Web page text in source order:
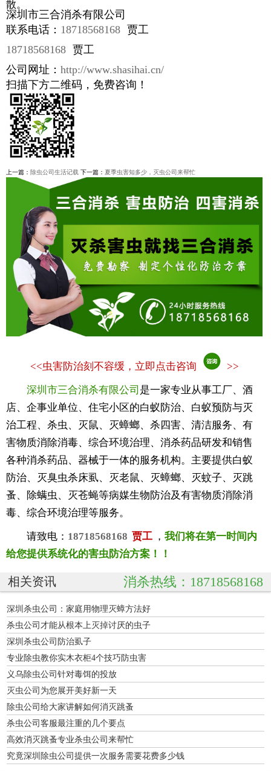
散。
深圳市三合消杀有限公司
联系电话： 18718568168 贾工
18718568168 贾工
公司网址： http://www.shasihai.cn/
扫描下方二维码，免费咨询！
上一篇： 除虫公司生活记载 下一篇： 夏季虫害知多少，灭虫公司来帮忙
<<虫害防治刻不容缓，立即点击咨询 >>
深圳市三合消杀有限公司 是一家专业从事工厂、酒
店、企事业单位、住宅小区的白蚁防治、白蚁预防与灭
治工程、杀虫、灭鼠、灭蟑螂、杀四害、清洁服务、有
害物质消除消毒、综合环境治理、消杀药品研发和销售
各种消杀药品、器械于一体的服务机构。主要提供白蚁
防治、灭臭虫杀床虱、灭老鼠、灭蟑螂、灭蚊子、灭跳
蚤、除螨虫、灭苍蝇等病媒生物防治及有害物质消除消
毒、综合环境治理等服务。
请致电： 18718568168 贾工 ， 我们将在第一时间内
给您提供系统化的害虫防治方案！！
相关资讯 消杀热线：18718568168
深圳杀虫公司：家庭用物理灭蟑方法好
杀虫公司才能从根本上灭掉讨厌的虫子
深圳杀虫公司防治虱子
专业除虫教你实木衣柜4个技巧防虫害
义乌除虫公司针对毒饵的投放
灭虫公司为您展开美好新一天
除虫公司给大家讲解如何消灭跳蚤
杀虫公司客服最注重的几个要点
高效消灭跳蚤专业杀虫公司来帮忙
究竟深圳除虫公司提供一次服务需要花费多少钱